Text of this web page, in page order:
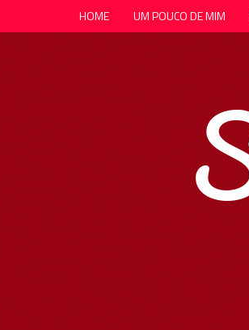
HOME UM POUCO DE MIM